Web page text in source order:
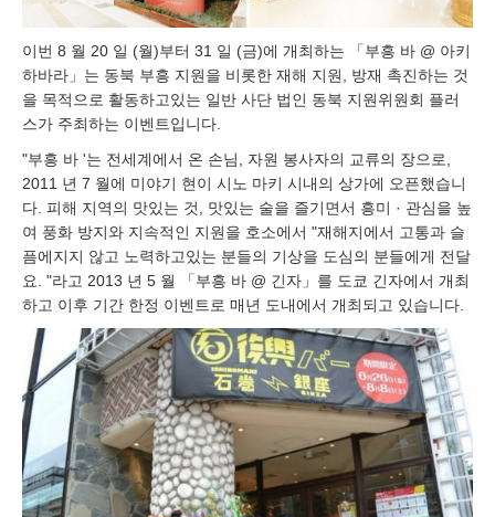
이번 8 월 20 일 (월)부터 31 일 (금)에 개최하는 「부흥 바 @ 아키
하바라」는 동북 부흥 지원을 비롯한 재해 지원, 방재 촉진하는 것
을 목적으로 활동하고있는 일반 사단 법인 동북 지원위원회 플러
스가 주최하는 이벤트입니다.
"부흥 바 '는 전세계에서 온 손님, 자원 봉사자의 교류의 장으로,
2011 년 7 월에 미야기 현이 시노 마키 시내의 상가에 오픈했습니
다. 피해 지역의 맛있는 것, 맛있는 술을 즐기면서 흥미 · 관심을 높
여 풍화 방지와 지속적인 지원을 호소에서 "재해지에서 고통과 슬
픔에지지 않고 노력하고있는 분들의 기상을 도심의 분들에게 전달
요. "라고 2013 년 5 월 「부흥 바 @ 긴자」를 도쿄 긴자에서 개최
하고 이후 기간 한정 이벤트로 매년 도내에서 개최되고 있습니다.